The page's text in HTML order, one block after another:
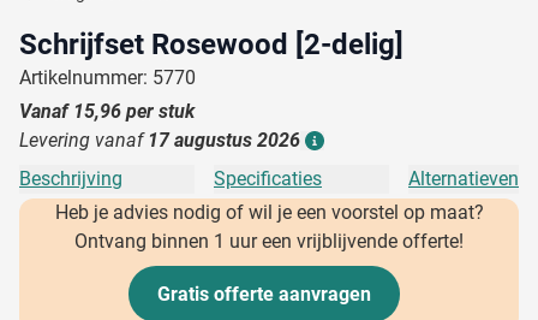
Schrijfset Rosewood [2-delig]
Artikelnummer: 5770
Vanaf 15,96 per stuk
Levering vanaf 17 augustus 2026
Beschrijving Specificaties
Alternatieven
Heb je advies nodig of wil je een voorstel op maat?
Ontvang binnen 1 uur een vrijblijvende offerte!
Gratis offerte aanvragen